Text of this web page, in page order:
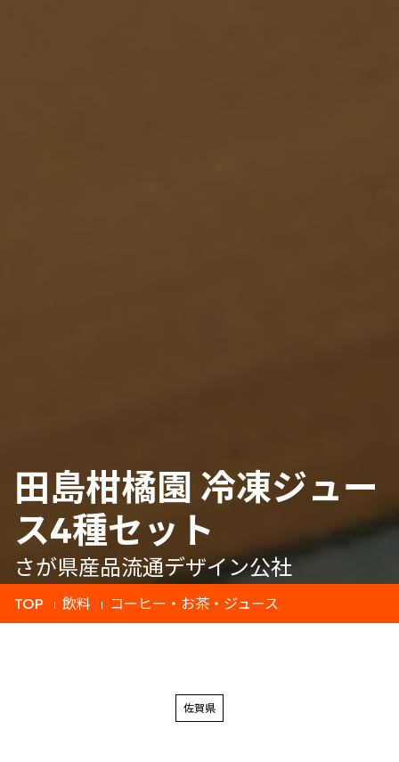
田島柑橘園 冷凍ジュー
ス4種セット
さが県産品流通デザイン公社
TOP 飲料 コーヒー・お茶・ジュース
佐賀県